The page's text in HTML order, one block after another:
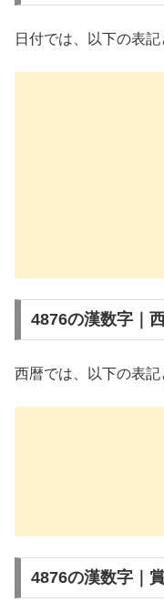
日付では、以下の表記
4876の漢数字｜
西暦では、以下の表記
4876の漢数字｜